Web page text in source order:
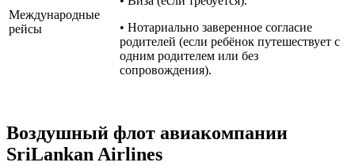
Международные
рейсы
• Нотариально заверенное согласие
родителей (если ребёнок путешествует с
одним родителем или без
сопровождения).
Воздушный флот авиакомпании
SriLankan Airlines